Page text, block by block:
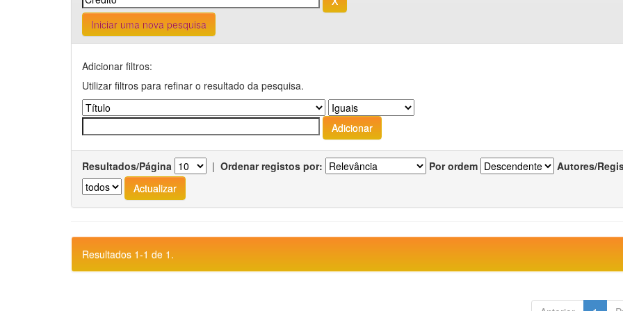
Iniciar uma nova pesquisa
Adicionar filtros:
Utilizar filtros para refinar o resultado da pesquisa.
Resultados/Página | Ordenar registos por: Por ordem Autores/
Resultados 1-1 de 1.